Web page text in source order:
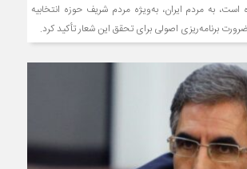
است، به مردم ایران، به‌ویژه مردم شریف حوزه انتخابیه
برنامه‌ریزی اصولی برای تحقق این شعار تأکید کرد.